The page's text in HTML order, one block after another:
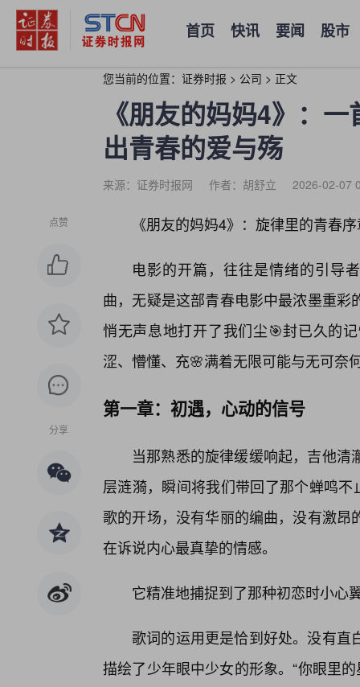
首页 快讯 要闻 股市
您当前的位置： 证券时报 > 公司 > 正文
《朋友的妈妈4》：
出青春的爱与殇
来源：证券时报网 作者：胡舒立 2026-02-07
点赞
分享
《朋友的妈妈4》：旋律里的青春
电影的开篇，往往是情绪的引导
曲，无疑是这部青春电影中最浓墨重
悄无声息地打开了我们尘🎯封已久的
涩、懵懂、充🌸满着无限可能与无可奈
第一章：初遇，心动的信号
当那熟悉的旋律缓缓响起，吉他
层涟漪，瞬间将我们带回了那个蝉鸣
歌的开场，没有华丽的编曲，没有激
在诉说内心最真挚的情感。
它精准地捕捉到了那种初恋时小心
歌词的运用更是恰到好处。没有直
描绘了少年眼中少女的形象。“你眼里